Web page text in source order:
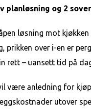
og 2
løsning mot
prikken over i-en er
rett – uansett tid på
være anledning for
utover